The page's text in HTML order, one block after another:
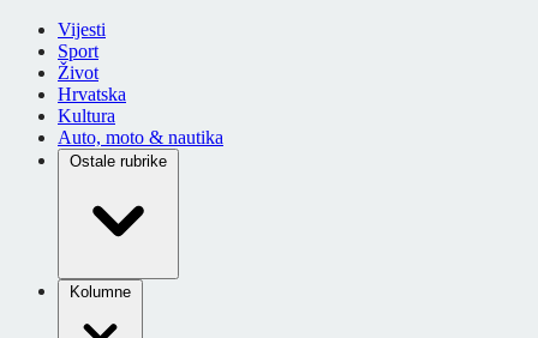
Vijesti
Sport
Život
Hrvatska
Kultura
Auto, moto & nautika
Ostale rubrike
Kolumne